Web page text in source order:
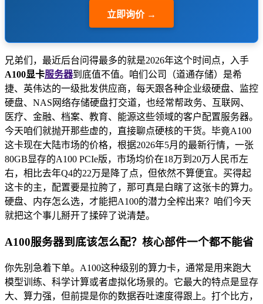
立即询价 →
兄弟们，最近后台问得最多的就是2026年这个时间点，入手
A100显卡服务器到底值不值。咱们公司（道通存储）是希
捷、英伟达的一级批发供应商，每天跟各种企业级硬盘、监控
硬盘、NAS网络存储硬盘打交道，也经常帮政务、互联网、
医疗、金融、档案、教育、能源这些领域的客户配置服务器。
今天咱们就抛开那些虚的，直接聊点硬核的干货。毕竟A100
这卡现在大陆市场的价格，根据2026年5月的最新行情，一张
80GB显存的A100 PCIe版，市场均价在18万到20万人民币左
右，相比去年Q4的22万是降了点，但依然不算便宜。买得起
这卡的主，配置要是拉胯了，那可真是白瞎了这张卡的算力。
硬盘、内存怎么选，才能把A100的潜力全榨出来？咱们今天
就把这个事儿掰开了揉碎了说清楚。
A100服务器到底该怎么配？核心部件一个都不能省
你先别急着下单。A100这种级别的算力卡，通常是用来跑大
模型训练、科学计算或者虚拟化场景的。它最大的特点是显存
大、算力强，但前提是你的数据吞吐速度得跟上。打个比方，